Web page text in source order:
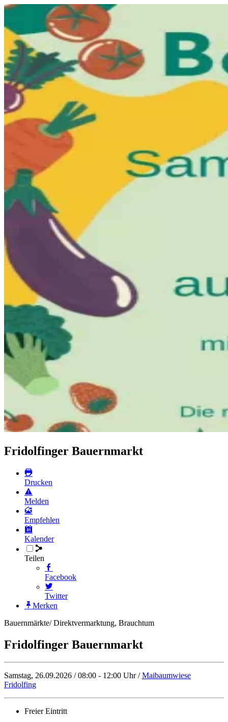
Fridolfinger Bauernmarkt
Drucken
Melden
Empfehlen
Kalender
Teilen
Facebook
Twitter
Merken
Bauernmärkte/ Direktvermarktung, Brauchtum
Fridolfinger Bauernmarkt
Samstag, 26.09.2026 / 08:00 - 12:00 Uhr /Maibaumwiese
Fridolfing
Freier Eintritt